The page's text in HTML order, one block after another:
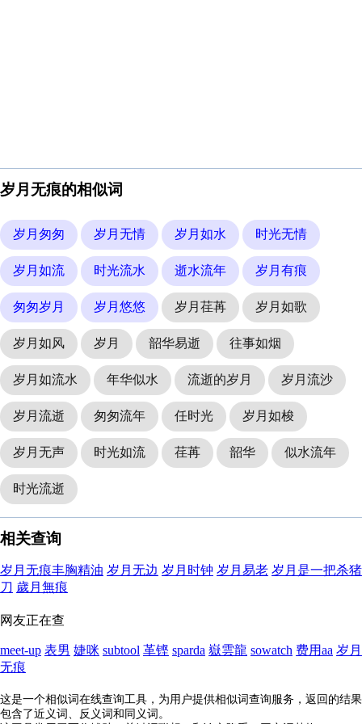
岁月无痕的相似词
岁月匆匆 岁月无情 岁月如水 时光无情
岁月如流 时光流水 逝水流年 岁月有痕
匆匆岁月 岁月悠悠 岁月荏苒 岁月如歌
岁月如风 岁月 韶华易逝 往事如烟
岁月如流水 年华似水 流逝的岁月 岁月流沙
岁月流逝 匆匆流年 任时光 岁月如梭
岁月无声 时光如流 荏苒 韶华 似水流年
时光流逝
相关查询
岁月无痕丰胸精油 岁月无边 岁月时钟 岁月易老 岁月是一把杀猪
刀 歲月無痕
网友正在查
meet-up 表男 婕咪 subtool 革铿 sparda 嶽雲龍 sowatch 费用aa 岁月
无痕
这是一个相似词在线查询工具，为用户提供相似词查询服务，返回的结果
包含了近义词、反义词和同义词。